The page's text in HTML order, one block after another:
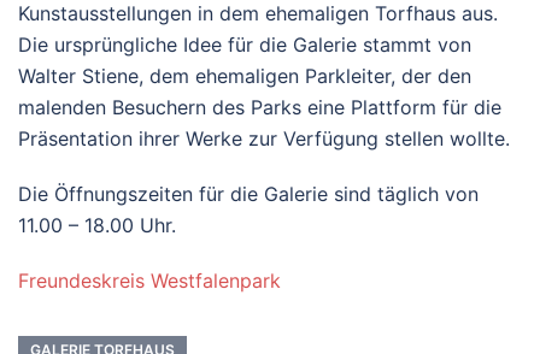
Kunstausstellungen in dem ehemaligen Torfhaus aus.
Die ursprüngliche Idee für die Galerie stammt von
Walter Stiene, dem ehemaligen Parkleiter, der den
malenden Besuchern des Parks eine Plattform für die
Präsentation ihrer Werke zur Verfügung stellen wollte.
Die Öffnungszeiten für die Galerie sind täglich von
11.00 – 18.00 Uhr.
Freundeskreis Westfalenpark
GALERIE TORFHAUS